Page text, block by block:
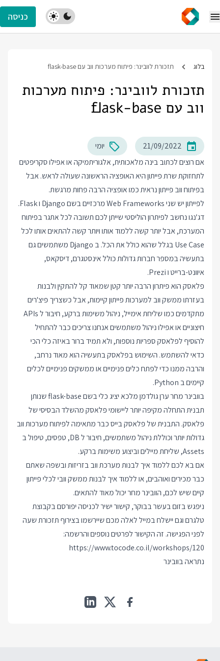
כניסה
בלוג תזכורת לוובינר: פיתוח מערכות ווב עם flask-base
תזכורת לוובינר: פיתוח מערכות
ווב עם flask-base
21/09/2022
יומי
אם רוצים לכתוב בינה מלאכותית, אלגוריתמיקה או אפילו סקריפטים
לתחזוקת שרת פייתון היא האופציה הראשונה שעולה לראש. אבל
בפיתוח ווב פייתון נראית כמו אופציה הרבה פחות מרגשת.
לפייתון יש שני Web Frameworks מרכזיים בשם Django ו Flask.
דג'נגו נחשב לפיתרון הוליסטי שייתן לכם תשובה לכל אתגר בפיתוח
המערכת, אבל יותר קשה ללמוד אותו ויותר קשה להתאים אותו לכל
Use Case בגלל שהוא כולל את הכל. ב Django משתמשים גם
בתעשיה במספר חברות גדולות כולל אינסטגרם, דיסקאס,
איוונט-ברייט ו Prezi.
פלאסק הוא פיתרון הרבה יותר קטן שמאוד קל להתקין ולבנות
בעזרתו ממשק ווב למערכות פייתון קיימות, אבל כשצריך פיצ'רים
מתקדמים כמו שליחת אימייל, ניהול משימות ברקע, חיבור ל APIs
חיצוניים או אפילו ניהול משתמשים אנחנו צריכים כבר להתחיל
להוסיף לפלאסק ספריות נוספות, ולא תמיד ברור באיזה כלי הכי
כדאי להשתמש. השימוש בפלאסק בתעשיה הוא מאוד נרחב,
והרבה ממנו כדי לפתח כלים פנימיים או ממשקים פנימיים לכלים
קיימים ב Python.
בוובינר מחר ערן גולדמן מלכא יציג כלי בשם flask-base שנותן
תבנית התחלה מקיפה יותר ליישומי פלאסק מהשלד הבסיסי של
פלאסק. התבנית של פלאסק בייס כבר מתאימה לפיתוח מערכות ווב
גדולות יותר וכוללת ניהול משתמשים, חיבור ל DB, טפסים, טיפול ב
Assets, שליחת מיילים וביצוע משימות ברקע.
אם בא לכם ללמוד איך לבנות מערכת ווב בזריזות ובשפה שאתם
כבר מכירים ואוהבים, או ללמוד איך לבנות ממשק וובי לכלי פייתון
קיים שיש לכם, הוובינר מחר יכול מאוד להתאים.
ניפגש בזום בעשר בבוקר, קישור ישיר לכניסה יפורסם בקבוצת
טלגרם וגם יישלח במייל לאלה מכם שיירשמו בצירוף תזכורת שעה
לפני הפגישה. זה הקישור לפרטים נוספים והרשמה:
https://www.tocode.co.il/workshops/120
נתראה בוובינר